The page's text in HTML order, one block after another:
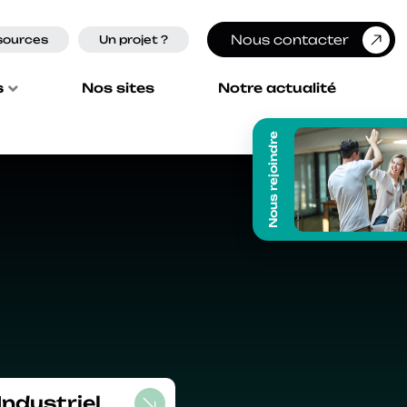
Un projet ? Nous contacter
Nos sites Notre actualité
Nous rejoindre